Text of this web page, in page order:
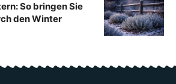
So bringen Sie
den Winter